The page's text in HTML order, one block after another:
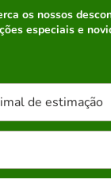
os nossos
especiais e
de estimação